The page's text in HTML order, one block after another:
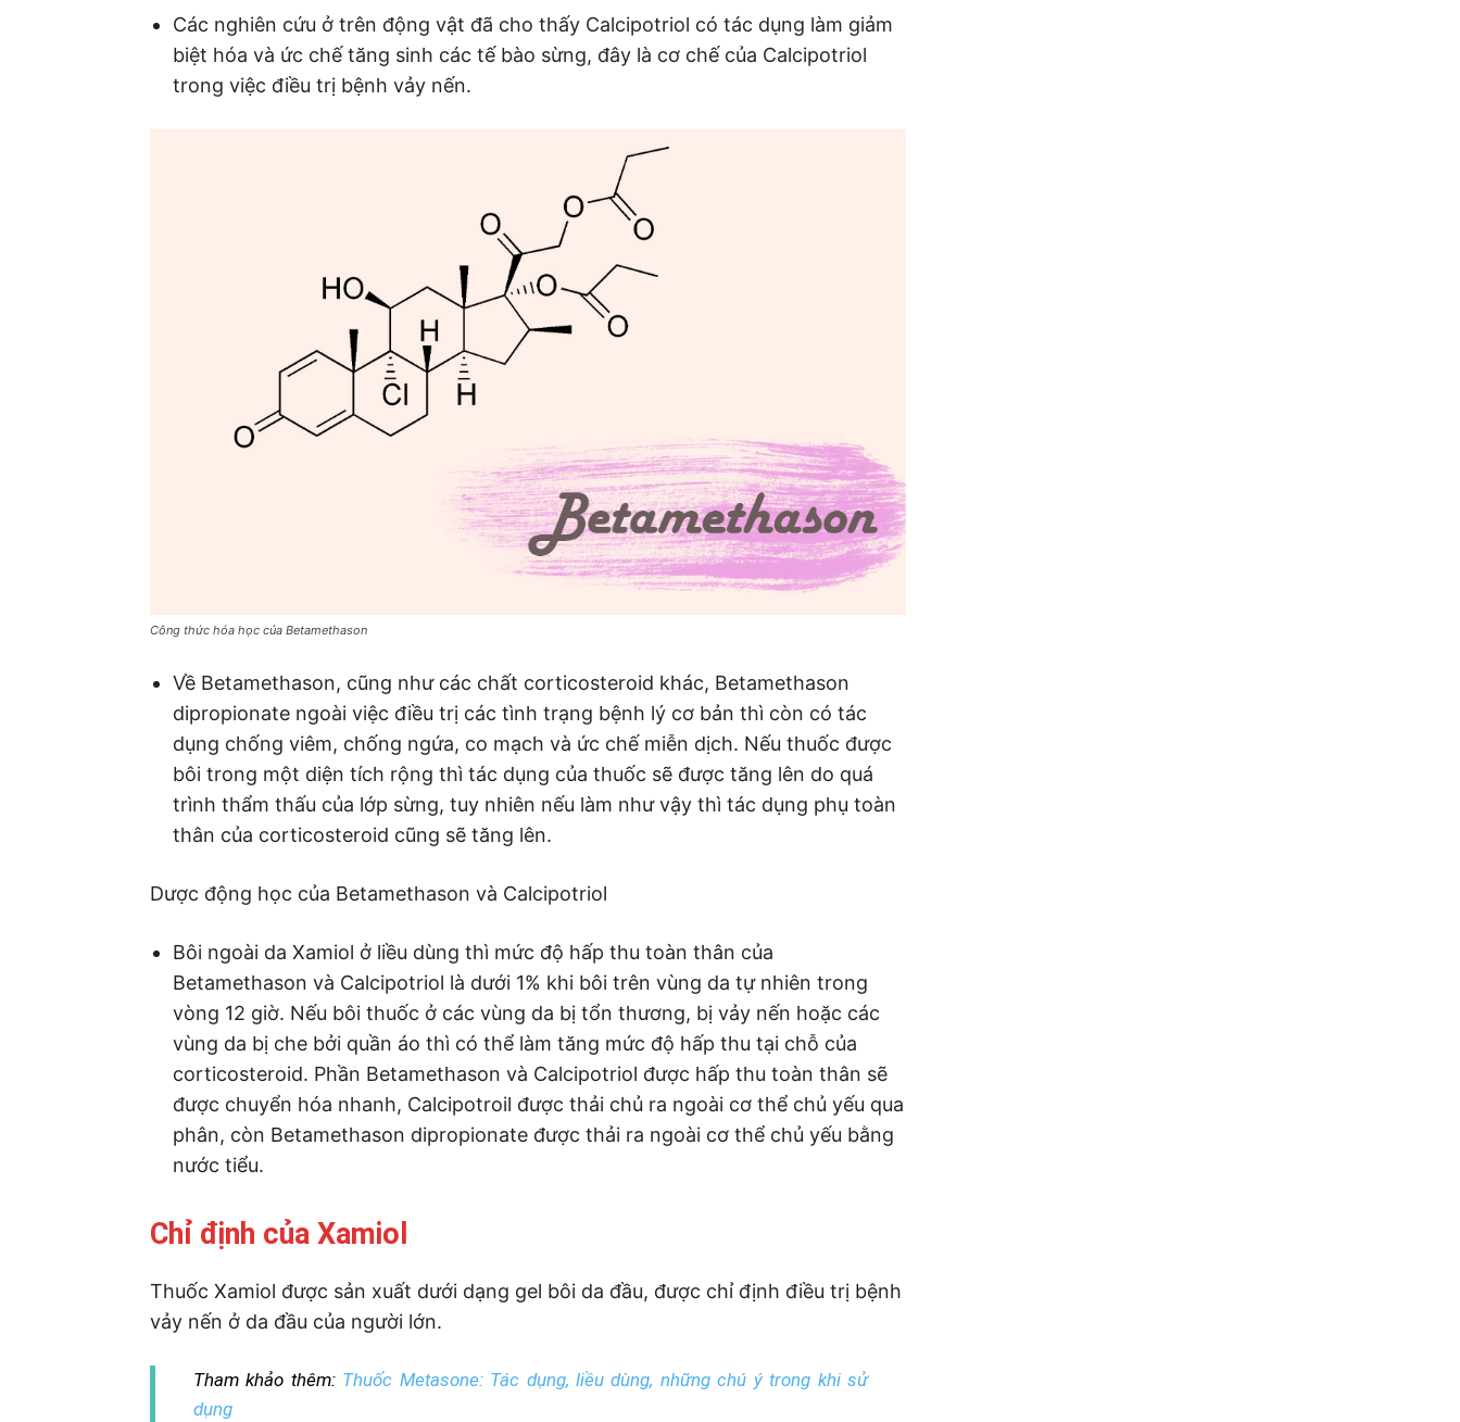
Các nghiên cứu ở trên động vật đã cho thấy Calcipotriol có tác dụng làm giảm
biệt hóa và ức chế tăng sinh các tế bào sừng, đây là cơ chế của Calcipotriol
trong việc điều trị bệnh vảy nến.
Công thức hóa học của Betamethason
Về Betamethason, cũng như các chất corticosteroid khác, Betamethason
dipropionate ngoài việc điều trị các tình trạng bệnh lý cơ bản thì còn có tác
dụng chống viêm, chống ngứa, co mạch và ức chế miễn dịch. Nếu thuốc được
bôi trong một diện tích rộng thì tác dụng của thuốc sẽ được tăng lên do quá
trình thẩm thấu của lớp sừng, tuy nhiên nếu làm như vậy thì tác dụng phụ toàn
thân của corticosteroid cũng sẽ tăng lên.
Dược động học của Betamethason và Calcipotriol
Bôi ngoài da Xamiol ở liều dùng thì mức độ hấp thu toàn thân của
Betamethason và Calcipotriol là dưới 1% khi bôi trên vùng da tự nhiên trong
vòng 12 giờ. Nếu bôi thuốc ở các vùng da bị tổn thương, bị vảy nến hoặc các
vùng da bị che bởi quần áo thì có thể làm tăng mức độ hấp thu tại chỗ của
corticosteroid. Phần Betamethason và Calcipotriol được hấp thu toàn thân sẽ
được chuyển hóa nhanh, Calcipotroil được thải chủ ra ngoài cơ thể chủ yếu qua
phân, còn Betamethason dipropionate được thải ra ngoài cơ thể chủ yếu bằng
nước tiểu.
Chỉ định của Xamiol
Thuốc Xamiol được sản xuất dưới dạng gel bôi da đầu, được chỉ định điều trị bệnh
vảy nến ở da đầu của người lớn.
Tham khảo thêm: Thuốc Metasone: Tác dụng, liều dùng, những chú ý trong khi sử
dụng